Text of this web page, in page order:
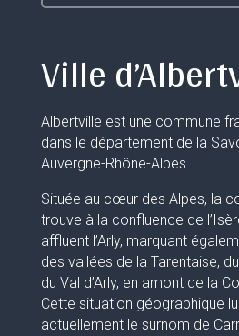
Ville
Albertville est une commune
dans le département de la
Auvergne-Rhône-Alpes.
Située au cœur des Alpes, la
trouve à la confluence de
affluent l’Arly, marquant
des vallées de la Tarentaise,
du Val d’Arly, en amont de la
Cette situation géographique
actuellement le surnom de